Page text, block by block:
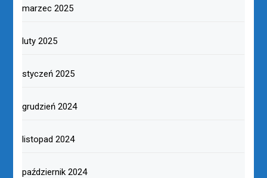
marzec 2025
luty 2025
styczeń 2025
grudzień 2024
listopad 2024
październik 2024